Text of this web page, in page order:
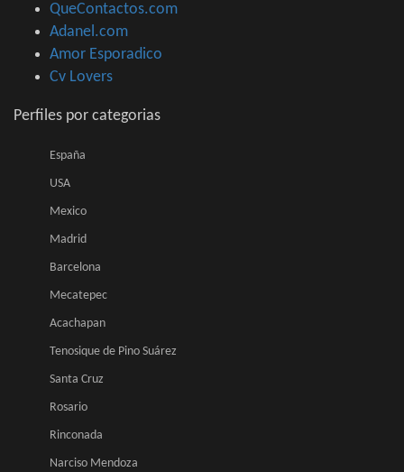
QueContactos.com
Adanel.com
Amor Esporadico
Cv Lovers
Perfiles por categorias
España
USA
Mexico
Madrid
Barcelona
Mecatepec
Acachapan
Tenosique de Pino Suárez
Santa Cruz
Rosario
Rinconada
Narciso Mendoza